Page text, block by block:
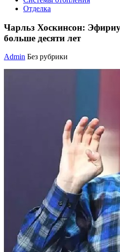
Отделка
Чарльз Хоскинсон:
больше десяти лет
Admin Без рубрики